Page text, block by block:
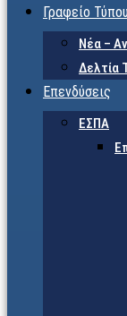
Γραφείο Τύπου
Νέα –
Δελτία
Επενδύσεις
ΕΣΠΑ